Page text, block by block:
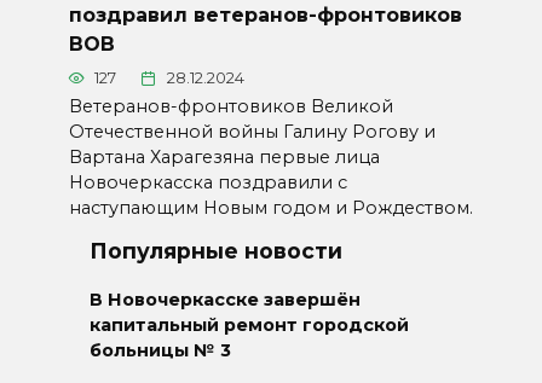
поздравил ветеранов-фронтовиков
ВОВ
127 28.12.2024
Ветеранов-фронтовиков Великой
Отечественной войны Галину Рогову и
Вартана Харагезяна первые лица
Новочеркасска поздравили с
наступающим Новым годом и Рождеством.
Популярные новости
В Новочеркасске завершён
капитальный ремонт городской
больницы № 3